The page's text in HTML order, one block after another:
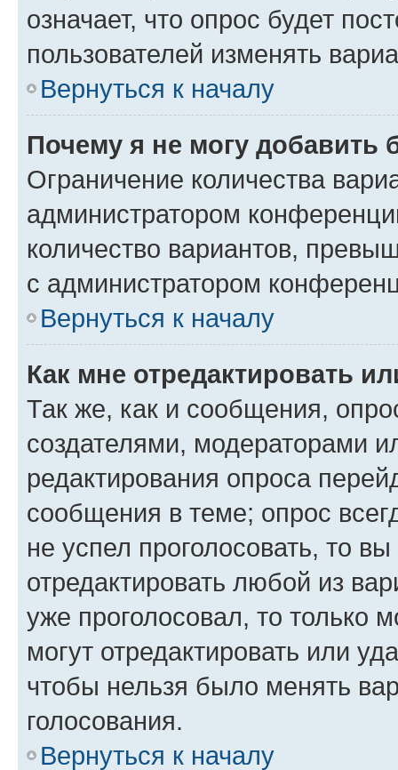
означает, что опрос будет
пользователей изменять
Вернуться к началу
Почему я не могу добавить
Ограничение количества
администратором
количество вариантов,
с администратором
Вернуться к началу
Как мне отредактировать
Так же, как и сообщения,
создателями, модераторами
редактирования опроса
сообщения в теме; опрос
не успел проголосовать, то
отредактировать любой из
уже проголосовал, то только
могут отредактировать или
чтобы нельзя было менять
голосования.
Вернуться к началу